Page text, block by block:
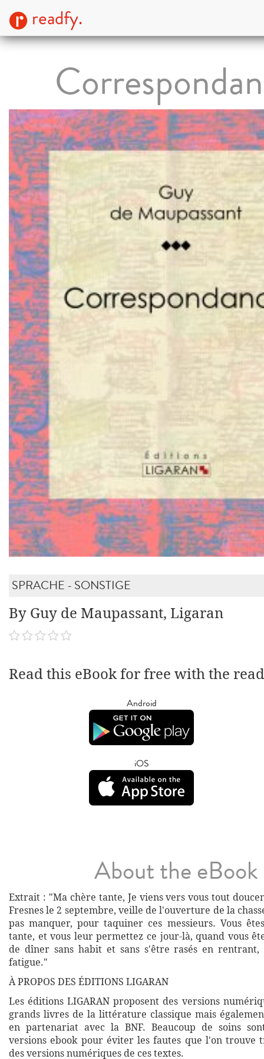
readfy.
SPRACHE - SONSTIGE
By Guy de Maupassant, Ligaran
Read this eBook for free with the
Android
iOS
About the eBook
Extrait : "Ma chère tante, Je viens vers vous tout
Fresnes le 2 septembre, veille de l'ouverture de la
pas manquer, pour taquiner ces messieurs. Vous
tante, et vous leur permettez ce jour-là, quand vous
de dîner sans habit et sans s'être rasés en rentrant,
fatigue."
À PROPOS DES ÉDITIONS LIGARAN
Les éditions LIGARAN proposent des versions
grands livres de la littérature classique mais
en partenariat avec la BNF. Beaucoup de soins
versions ebook pour éviter les fautes que l'on trouve
des versions numériques de ces textes.